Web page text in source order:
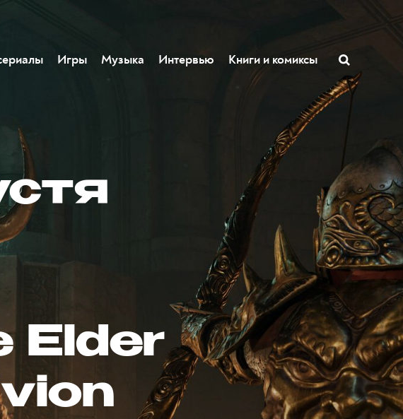
Игры Музыка Интервью Книги и комиксы
Elder